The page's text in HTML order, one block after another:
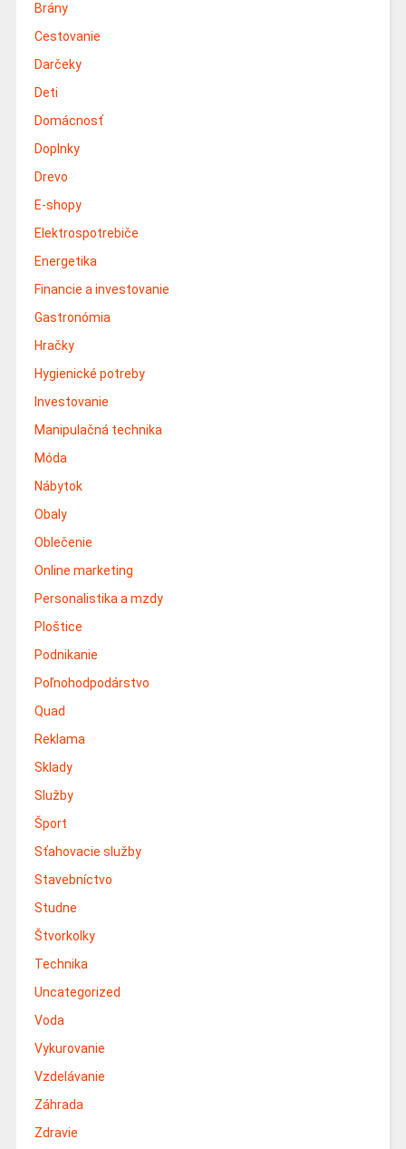
Brány
Cestovanie
Darčeky
Deti
Domácnosť
Doplnky
Drevo
E-shopy
Elektrospotrebiče
Energetika
Financie a investovanie
Gastronómia
Hračky
Hygienické potreby
Investovanie
Manipulačná technika
Móda
Nábytok
Obaly
Oblečenie
Online marketing
Personalistika a mzdy
Ploštice
Podnikanie
Poľnohodpodárstvo
Quad
Reklama
Sklady
Služby
Šport
Sťahovacie služby
Stavebníctvo
Studne
Štvorkolky
Technika
Uncategorized
Voda
Vykurovanie
Vzdelávanie
Záhrada
Zdravie